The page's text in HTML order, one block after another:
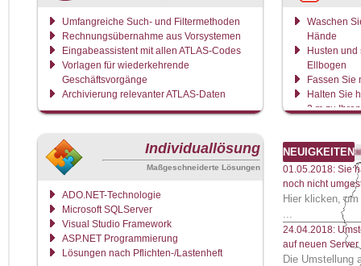
Umfangreiche Such- und Filtermethoden
Rechnungsübernahme aus Vorsystemen
Eingabeassistent mit allen ATLAS-Codes
Vorlagen für wiederkehrende
Geschäftsvorgänge
Archivierung relevanter ATLAS-Daten
Waschen
Hände
Husten und
Ellbogen
Fassen Sie
Halten Sie
2 m zu
Individuallösung
Maßgeschneiderte Lösungen
ADO.NET-Technologie
Microsoft SQLServer
Visual Studio Framework
ASP.NET Programmierung
Lösungen nach Pflichten-/Lastenheft
NEUIGKEITEN
*** Aktuell: Der
01.05.2018: Sie
noch nicht
Hier klicken,
...
24.04.2018:
auf neuen Server
Die Umstellung